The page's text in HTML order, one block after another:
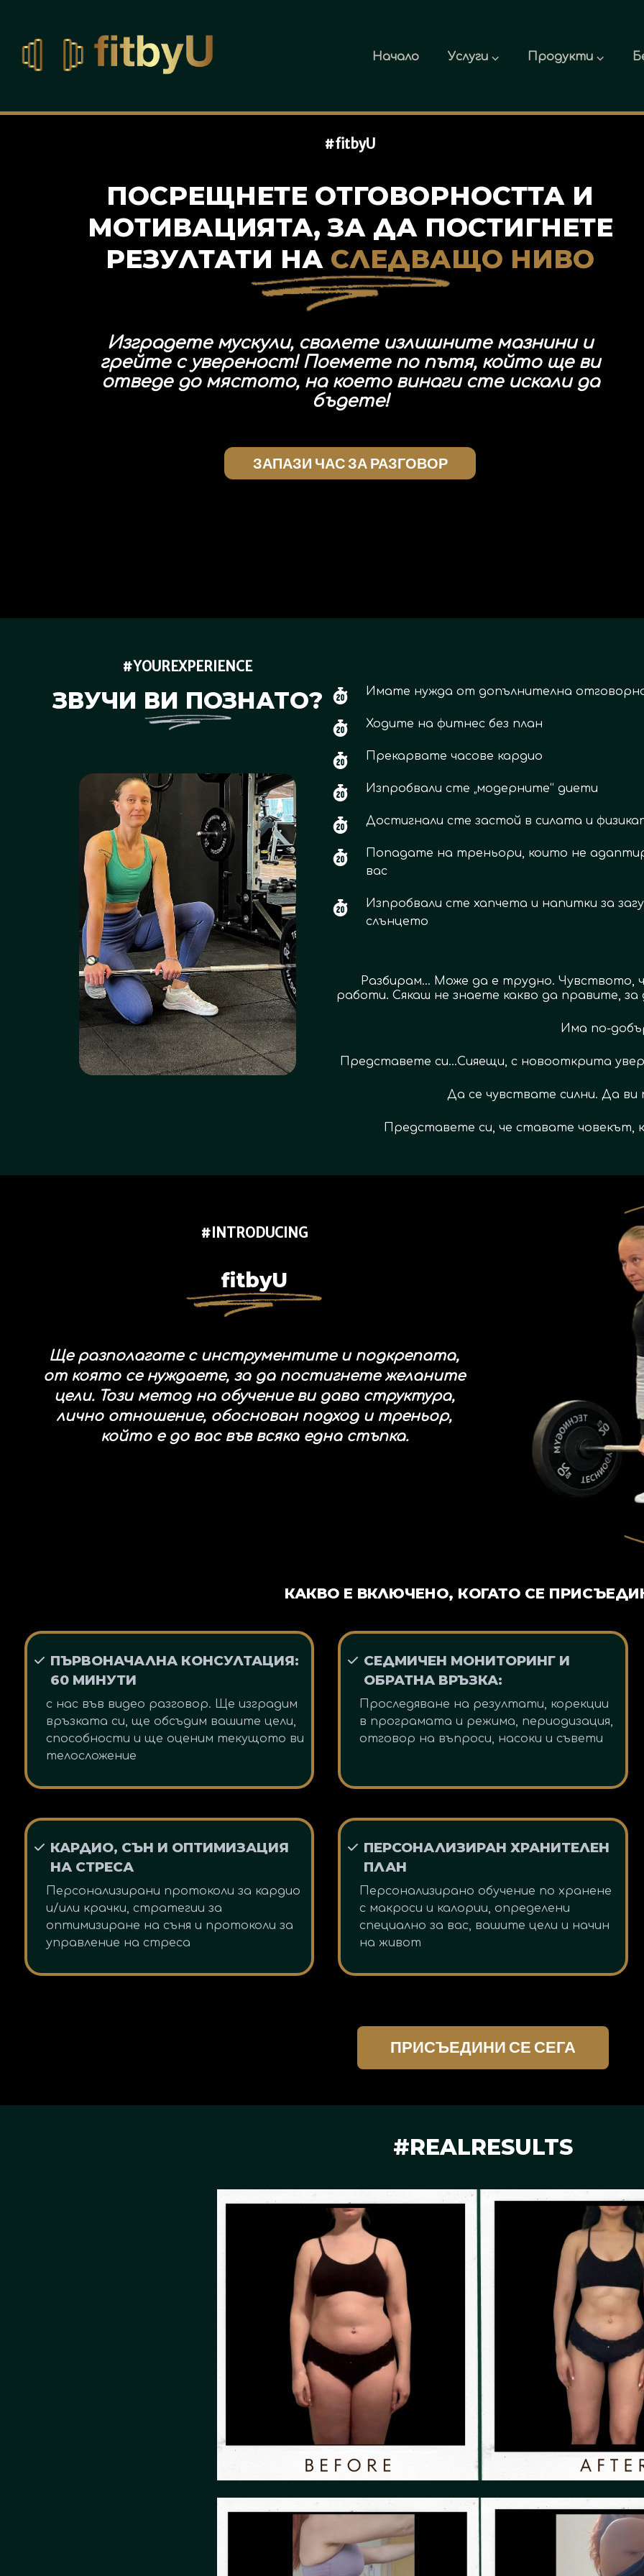
Начало Услуги ⌵ Продукти ⌵
#fitbyU
ПОСРЕЩНЕТЕ ОТГОВОРНОСТТА И
МОТИВАЦИЯТА, ЗА ДА ПОСТИГНЕТЕ
РЕЗУЛТАТИ НА СЛЕДВАЩО НИВО
Изградете мускули, свалете излишните мазнини и
грейте с увереност! Поемете по пътя, който ще ви
отведе до мястото, на което винаги сте искали да
бъдете!
ЗАПАЗИ ЧАС ЗА РАЗГОВОР
#YOUREXPERIENCE
ЗВУЧИ ВИ ПОЗНАТО? Имате нужда от допълнителна
Ходите на фитнес без план
Прекарвате часове кардио
Изпробвали сте „модерните“ диети
Достигнали сте застой в силата и
Попадате на треньори, които не
вас
Изпробвали сте хапчета и напитки за
слънцето
Разбирам... Може да е трудно. Чувството,
работи. Сякаш не знаете какво да правите,
Има по-
Представете си…Сияещи, с новооткрита
Да се чувствате силни. Да ви
Представете си, че ставате човекът,
#INTRODUCING
fitbyU
Ще разполагате с инструментите и подкрепата,
от която се нуждаете, за да постигнете желаните
цели. Този метод на обучение ви дава структура,
лично отношение, обоснован подход и треньор,
който е до вас във всяка една стъпка.
КАКВО Е ВКЛЮЧЕНО, КОГАТО СЕ
ПЪРВОНАЧАЛНА КОНСУЛТАЦИЯ:
60 МИНУТИ
с нас във видео разговор. Ще изградим
връзката си, ще обсъдим вашите цели,
способности и ще оценим текущото ви
телосложение
СЕДМИЧЕН МОНИТОРИНГ И
ОБРАТНА ВРЪЗКА:
Проследяване на резултати, корекции
в програмата и режима, периодизация,
отговор на въпроси, насоки и съвети
КАРДИО, СЪН И ОПТИМИЗАЦИЯ
НА СТРЕСА
Персонализирани протоколи за кардио
и/или крачки, стратегии за
оптимизиране на съня и протоколи за
управление на стреса
ПЕРСОНАЛИЗИРАН ХРАНИТЕЛЕН
ПЛАН
Персонализирано обучение по хранене
с макроси и калории, определени
специално за вас, вашите цели и начин
на живот
ПРИСЪЕДИНИ СЕ СЕГА
#REALRESULTS